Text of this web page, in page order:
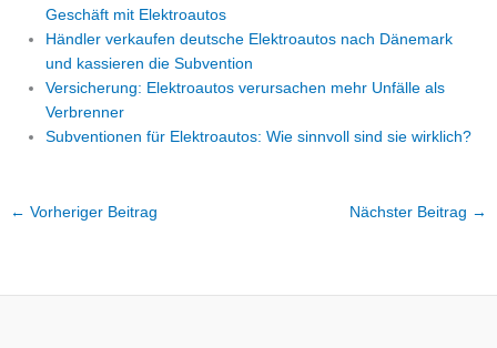
Geschäft mit Elektroautos
Händler verkaufen deutsche Elektroautos nach Dänemark
und kassieren die Subvention
Versicherung: Elektroautos verursachen mehr Unfälle als
Verbrenner
Subventionen für Elektroautos: Wie sinnvoll sind sie wirklich?
← Vorheriger Beitrag Nächster Beitrag →